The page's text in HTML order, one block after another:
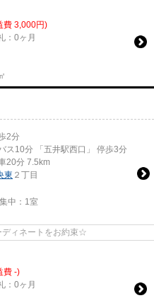
費 3,000円)
：0ヶ月
2分
ス10分 「五井駅西口」 停歩3分
20分 7.5km
東 ２丁目
中： 1室
ィネートをお約束☆
費 -)
：0ヶ月